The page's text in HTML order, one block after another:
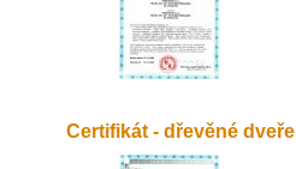
Certifikát - dřevěné dveře